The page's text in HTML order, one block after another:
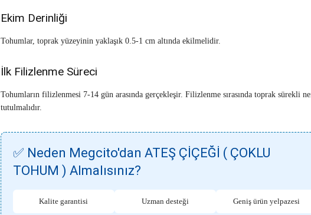
Ekim Derinliği
Tohumlar, toprak yüzeyinin yaklaşık 0.5-1 cm altında ekilmelidir.
İlk Filizlenme Süreci
Tohumların filizlenmesi 7-14 gün arasında gerçekleşir. Filizlenme sırasında toprak sürekli
tutulmalıdır.
✅ Neden Megcito'dan ATEŞ ÇİÇEĞİ ( ÇOKLU
TOHUM ) Almalısınız?
Kalite garantisi Uzman desteği Geniş ürün yelpazesi